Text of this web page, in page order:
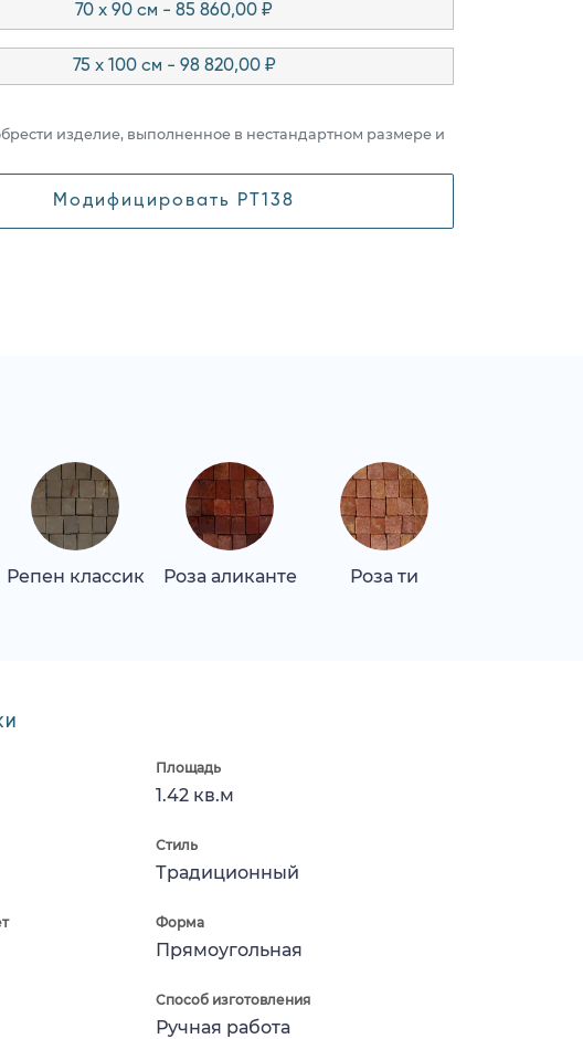
70 x 90 см - 85 860,00 ₽
75 x 100 см - 98 820,00 ₽
изделие, выполненное в нестандартном размере и
Модифицировать PT138
Репен классик Роза аликанте Роза ти
Площадь
1.42 кв.м
Стиль
Традиционный
Форма
Прямоугольная
Способ изготовления
Ручная работа